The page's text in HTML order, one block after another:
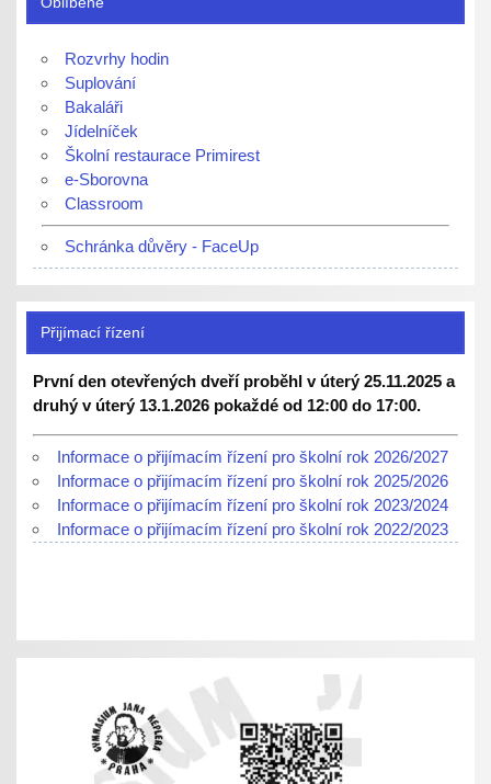
Rozvrhy hodin
Suplování
Bakaláři
Jídelníček
Školní restaurace Primirest
e-Sborovna
Classroom
Schránka důvěry - FaceUp
Přijímací řízení
První den otevřených dveří proběhl v úterý 25.11.2025 a
druhý v úterý 13.1.2026 pokaždé od 12:00 do 17:00.
Informace o přijímacím řízení pro školní rok 2026/2027
Informace o přijímacím řízení pro školní rok 2025/2026
Informace o přijímacím řízení pro školní rok 2023/2024
Informace o přijímacím řízení pro školní rok 2022/2023